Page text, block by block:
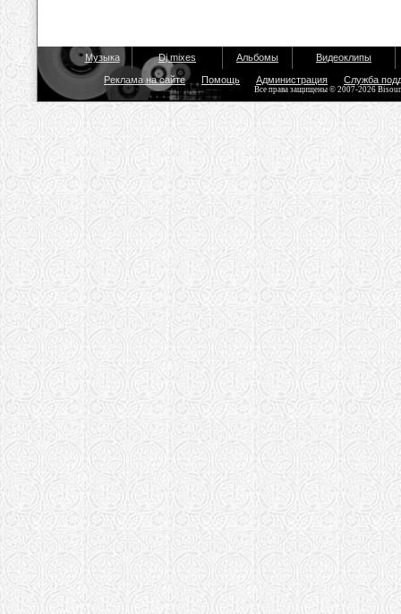
Музыка Dj mixes Альбомы Видеоклипы
Реклама на сайте Помощь Администрация Служба
Все права защищены © 2007-2026